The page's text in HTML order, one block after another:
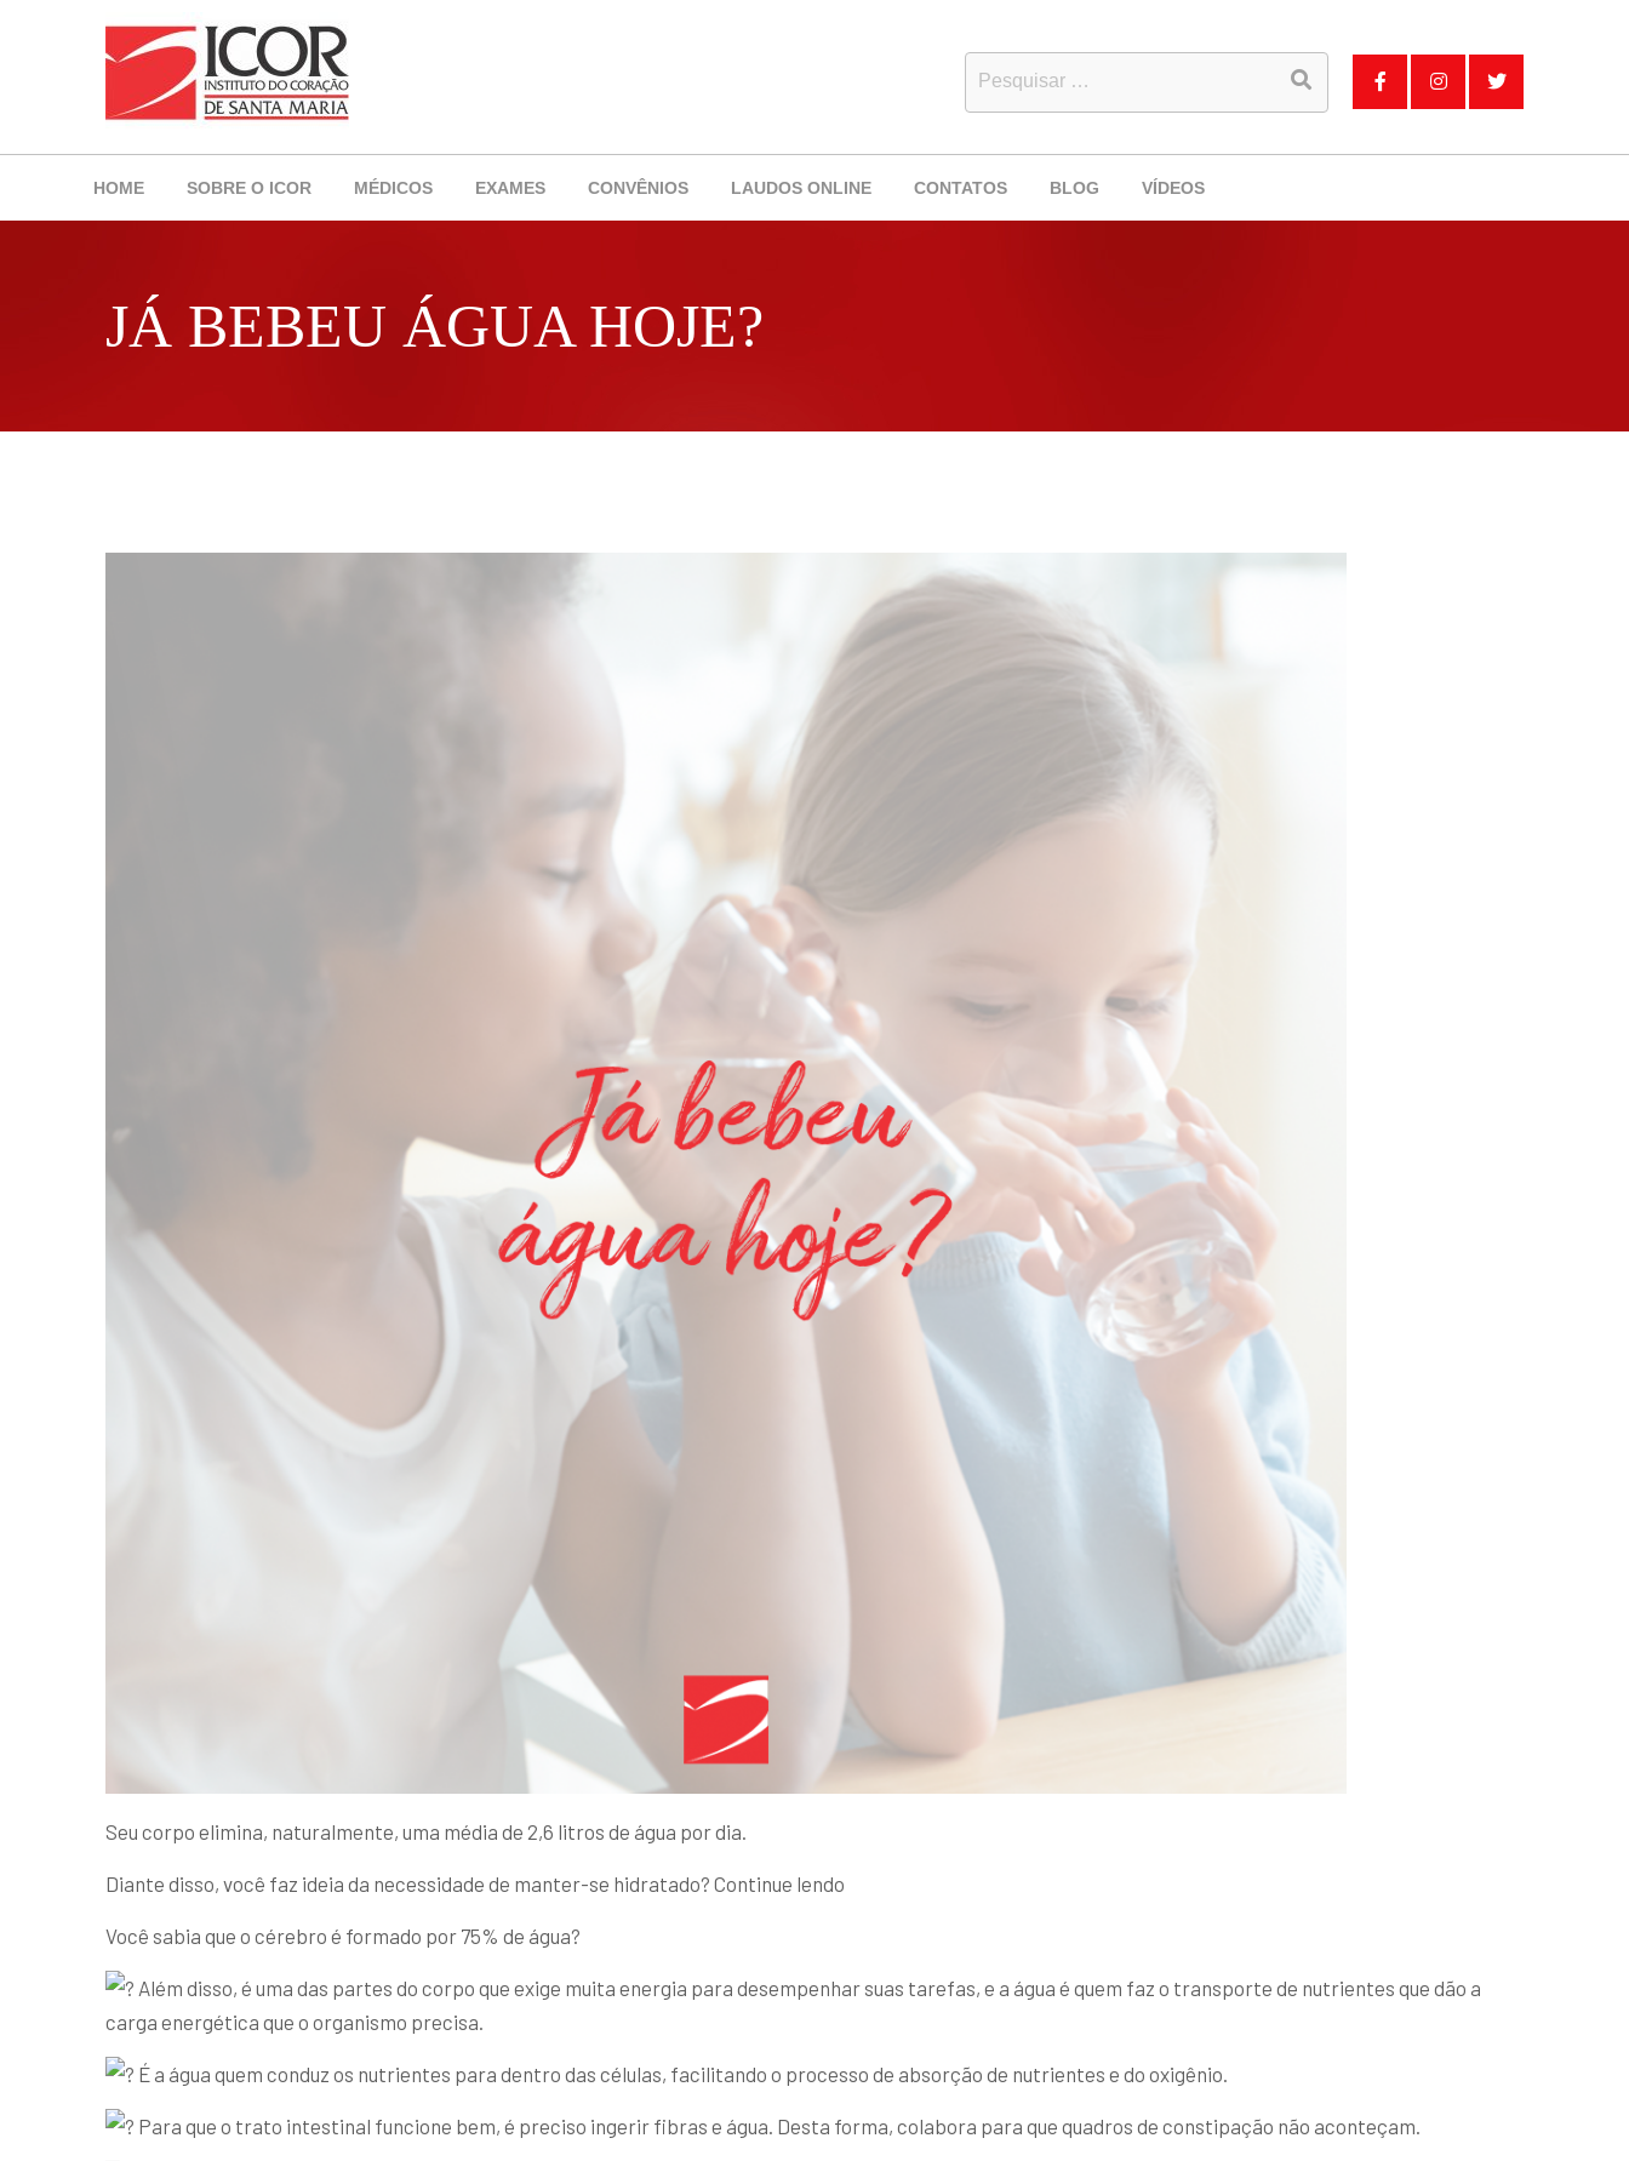
HOME SOBRE O ICOR MÉDICOS EXAMES CONVÊNIOS LAUDOS ONLINE CONTATOS BLOG VÍDEOS
JÁ BEBEU ÁGUA HOJE?
Seu corpo elimina, naturalmente, uma média de 2,6 litros de água por dia.
Diante disso, você faz ideia da necessidade de manter-se hidratado? Continue lendo
Você sabia que o cérebro é formado por 75% de água?
Além disso, é uma das partes do corpo que exige muita energia para desempenhar suas tarefas, e a água é quem faz o transporte de nutrientes que dão a
carga energética que o organismo precisa.
É a água quem conduz os nutrientes para dentro das células, facilitando o processo de absorção de nutrientes e do oxigênio.
Para que o trato intestinal funcione bem, é preciso ingerir fibras e água. Desta forma, colabora para que quadros de constipação não aconteçam.